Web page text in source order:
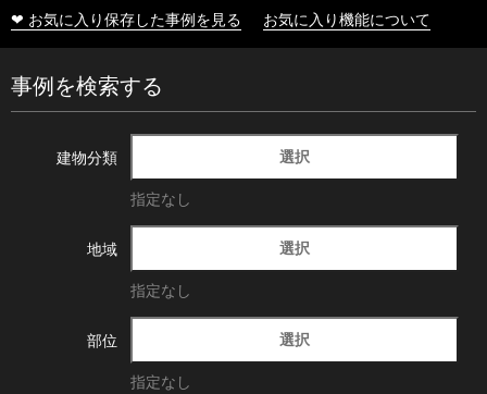
❤ お気に入り保存した事例を見る お気に入り機能について
事例を検索する
建物分類 選択
指定なし
地域 選択
指定なし
部位 選択
指定なし